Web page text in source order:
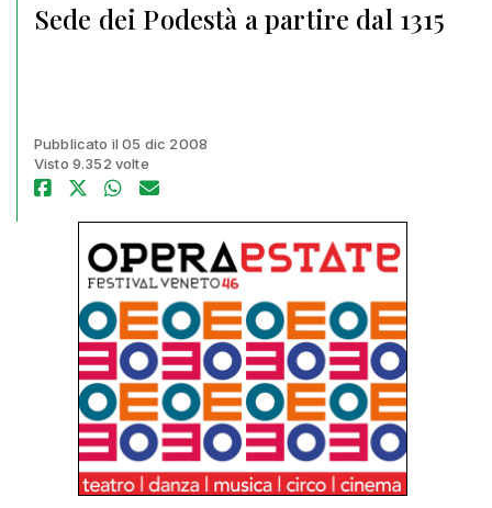
Sede dei Podestà a partire dal 1315
Pubblicato il 05 dic 2008
Visto 9.352 volte